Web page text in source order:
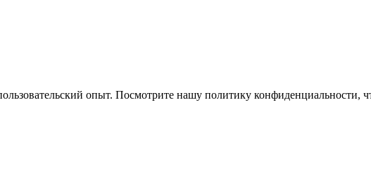
опыт. Посмотрите нашу политику конфиденциальности,